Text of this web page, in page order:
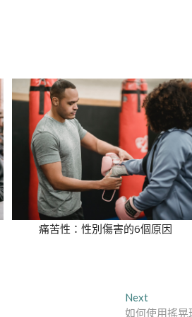
痛苦性：性別傷害的6個原因
NextNext
post:
如何使用搖晃